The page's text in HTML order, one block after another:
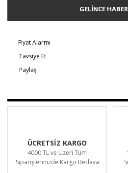
GELİNCE
Fiyat Alarmı
Tavsiye Et
Paylaş
ÜCRETSİZ KARGO
4000 TL ve Üzeri Tüm
Siparişlerinizde Kargo Bedava